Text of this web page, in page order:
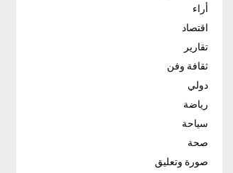
أراء
اقتصاد
تقارير
ثقافة وفن
دولي
رياضة
سياحة
صحة
صورة وتعليق